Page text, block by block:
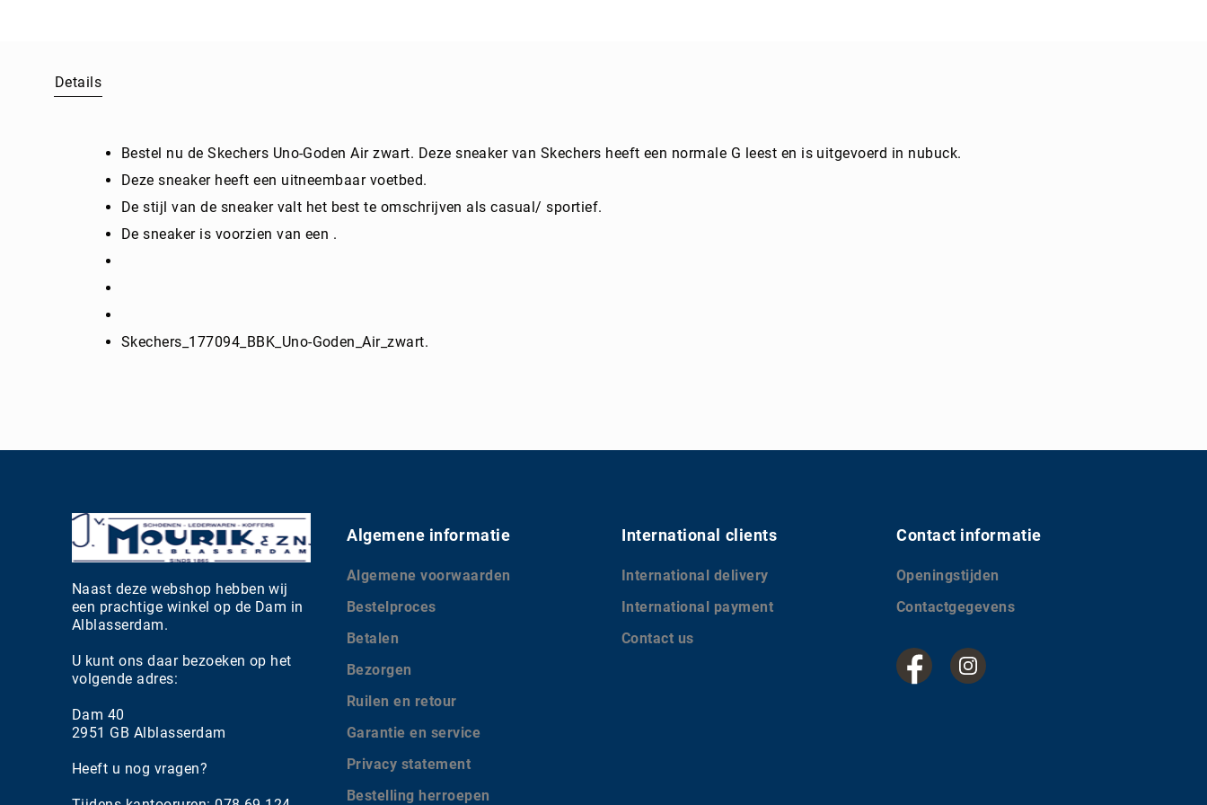
van
de
Details
Bestel nu de Skechers Uno-Goden Air zwart. Deze sneaker van Skechers heeft een normale G leest en is uitgevoerd in nubuck.
Deze sneaker heeft een uitneembaar voetbed.
De stijl van de sneaker valt het best te omschrijven als casual/ sportief.
De sneaker is voorzien van een .
Skechers_177094_BBK_Uno-Goden_Air_zwart.
Naast deze webshop hebben wij
een prachtige winkel op de Dam in
Alblasserdam.
U kunt ons daar bezoeken op het
volgende adres:
Dam 40
2951 GB Alblasserdam
Heeft u nog vragen?
Algemene informatie
Algemene voorwaarden
Bestelproces
Betalen
Bezorgen
Ruilen en retour
Garantie en service
Privacy statement
Bestelling herroepen
International clients
International delivery
International payment
Contact us
Contact informatie
Openingstijden
Contactgegevens